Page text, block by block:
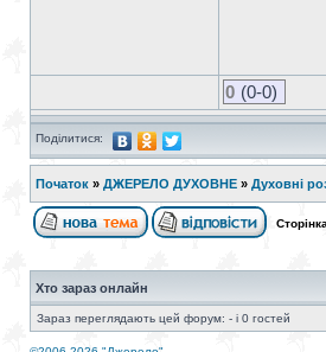
0 (0-0)
Поділитися:
Початок » ДЖЕРЕЛО ДУХОВНЕ » Духовні
Сторінка
Хто зараз онлайн
Зараз переглядають цей форум: - і 0 гостей